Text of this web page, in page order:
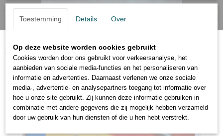
Inloggen Registreren
(0)
Home>Verpakkingschade>Disney Cars Mood Springs los exemplaar
Toestemming Details Over
Op deze website worden cookies gebruikt
Cookies worden door ons gebruikt voor verkeersanalyse, het
aanbieden van sociale media-functies en het personaliseren van
informatie en advertenties. Daarnaast verlenen we onze sociale
media-, advertentie- en analysepartners toegang tot informatie over
hoe u onze site gebruikt. Zij kunnen deze informatie gebruiken in
combinatie met andere gegevens die zij mogelijk hebben verzameld
door uw gebruik van hun diensten of die u hen hebt verstrekt.